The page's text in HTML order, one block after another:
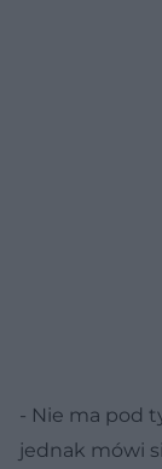
- Nie ma pod
jednak mówi